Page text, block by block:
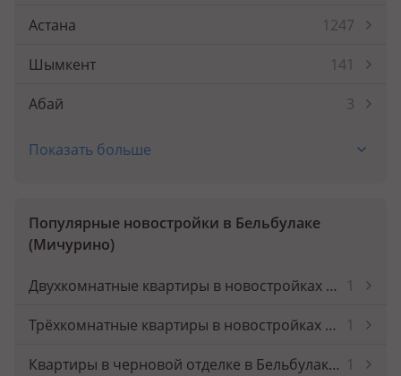
Астана
1247
Шымкент
141
Абай
3
Абай
Аксай
Актау
Актобе
Показать больше
Популярные новостройки в Бельбулаке
(Мичурино)
Двухкомнатные квартиры в новостройках Бельбулака (Мичурино)
1
Трёхкомнатные квартиры в новостройках Бельбулака (Мичурино)
1
Квартиры в черновой отделке в Бельбулаке (Мичурино) 1